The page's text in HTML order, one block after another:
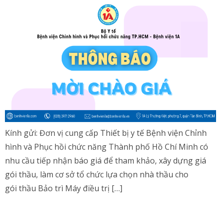
Kính gửi: Đơn vị cung cấp Thiết bị y tế Bệnh viện Chỉnh
hình và Phục hồi chức năng Thành phố Hồ Chí Minh có
nhu cầu tiếp nhận báo giá để tham khảo, xây dựng giá
gói thầu, làm cơ sở tổ chức lựa chọn nhà thầu cho
gói thầu Bảo trì Máy điều trị […]